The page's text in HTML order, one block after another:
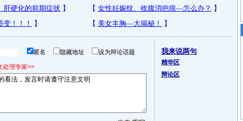
匿名 隐藏地址 设为辩论话题
处理专家>>
我来说两句
精华区
辩论区